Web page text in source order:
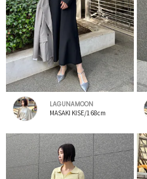
LAGUNAMOON
MASAKI KISE/168cm